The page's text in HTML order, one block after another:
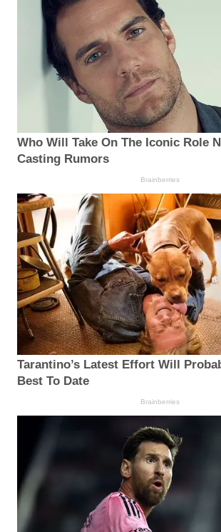
Who Will Take On The Iconic Role
Casting Rumors
Brainberries
Tarantino’s Latest Effort Will
Best To Date
Brainberries